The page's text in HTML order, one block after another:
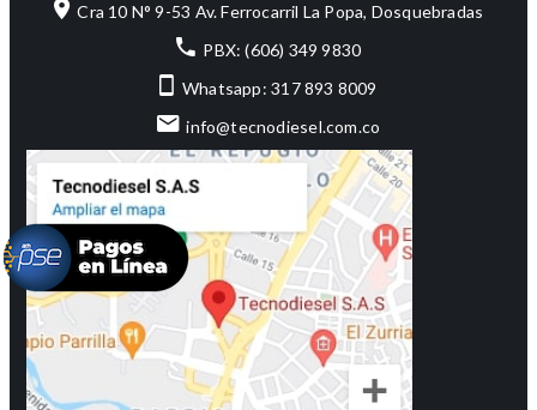
Cra 10 N° 9-53 Av. Ferrocarril La Popa, Dosquebradas
PBX: (606) 349 9830
Whatsapp: 317 893 8009
info@tecnodiesel.com.co